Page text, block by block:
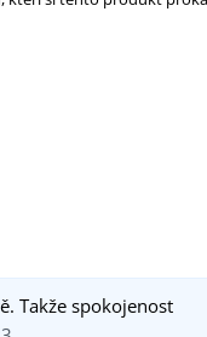
Takže spokojenost